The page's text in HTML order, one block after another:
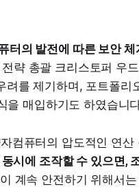
터의 발전에 따른 보안
략 총괄 크리스토퍼 우
를 제기하며, 포트폴리
을 매입하기도 하였습니
컴퓨터의 압도적인 연산
시에 조작할 수 있으면,
계속 안전하기 위해서